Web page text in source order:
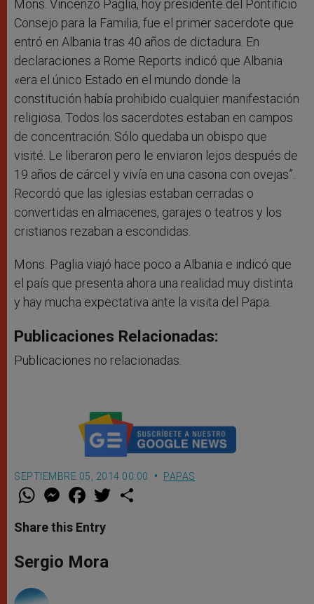
Mons. Vincenzo Paglia, hoy presidente del Pontificio
Consejo para la Familia, fue el primer sacerdote que
entró en Albania tras 40 años de dictadura. En
declaraciones a Rome Reports indicó que Albania
«era el único Estado en el mundo donde la
constitución había prohibido cualquier manifestación
religiosa. Todos los sacerdotes estaban en campos
de concentración. Sólo quedaba un obispo que
visité. Le liberaron pero le enviaron lejos después de
19 años de cárcel y vivía en una casona con ovejas”.
Recordó que las iglesias estaban cerradas o
convertidas en almacenes, garajes o teatros y los
cristianos rezaban a escondidas.
Mons. Paglia viajó hace poco a Albania e indicó que
el país que presenta ahora una realidad muy distinta
y hay mucha expectativa ante la visita del Papa.
Publicaciones Relacionadas:
Publicaciones no relacionadas.
SEPTIEMBRE 05, 2014 00:00 PAPAS
W
t
s
p
p
M
e
s
e
g
e
F
a
e
b
o
k
w
Share this Entry
Sergio Mora